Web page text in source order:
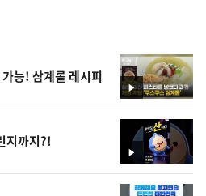
영
상
능! 삼계롤 레시피
영
상
지까지?!